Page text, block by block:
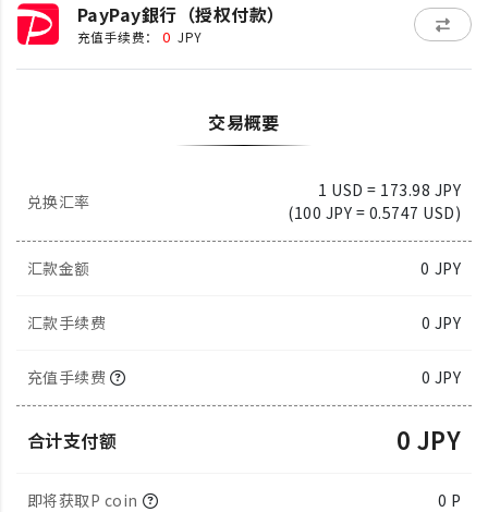
PayPay銀行（授权付款）
充值手续费： 0 JPY
交易概要
兑换汇率
1 USD = 173.98 JPY
(100 JPY = 0.5747 USD)
汇款金额 0 JPY
汇款手续费 0 JPY
充值手续费 0 JPY
合计支付额 0 JPY
即将获取P coin 0 P